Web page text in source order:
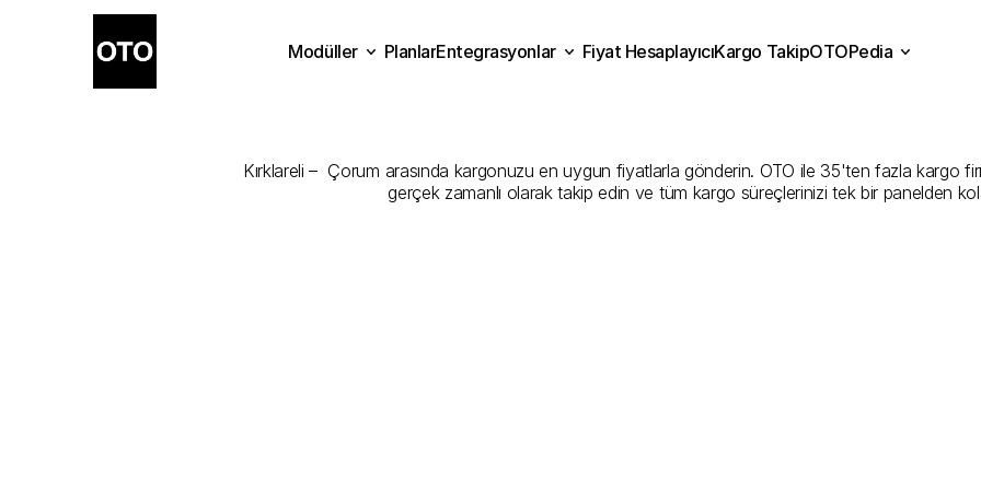
Kırklareli –  Çorum arasında kargonuzu en uygun fiyatlarla gönderin. OTO ile 35'ten fazla kargo
gerçek zamanlı olarak takip edin ve tüm kargo süreçlerinizi tek bir panelden
Modüller
PlanlarEntegrasyonlar
Fiyat HesaplayıcıKargo TakipOTOPedia